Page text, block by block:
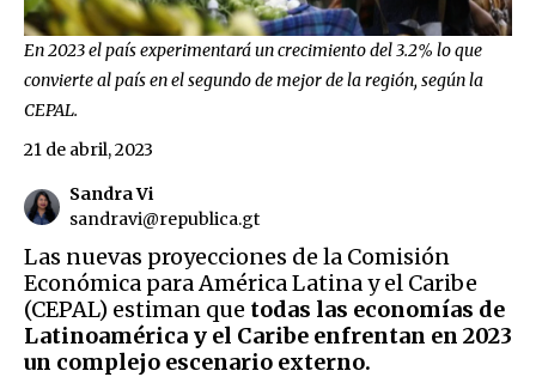
En 2023 el país experimentará un crecimiento del 3.2% lo que
convierte al país en el segundo de mejor de la región, según la
CEPAL.
Sandra Vi
sandravi@republica.gt
21 de abril, 2023
Las nuevas proyecciones de la Comisión
Económica para América Latina y el Caribe
(CEPAL) estiman que todas las economías de
Latinoamérica y el Caribe enfrentan en 2023
un complejo escenario externo.